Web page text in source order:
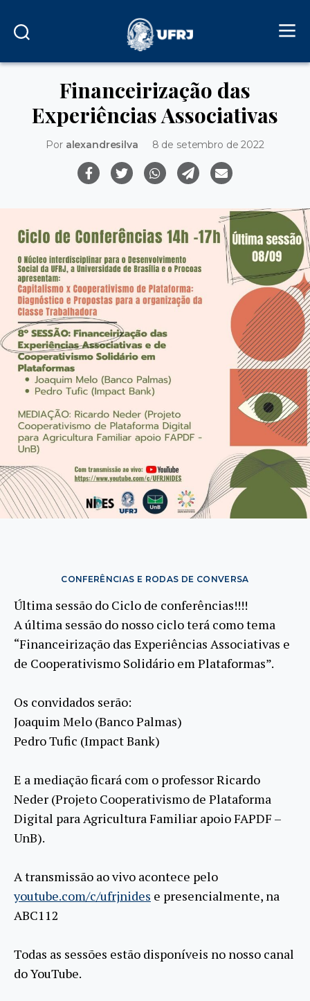
Financeirização das
Experiências Associativas
Por alexandresilva 8 de setembro de 2022
CONFERÊNCIAS E RODAS DE CONVERSA
Última sessão do Ciclo de conferências!!!!
A última sessão do nosso ciclo terá como tema
“Financeirização das Experiências Associativas e
de Cooperativismo Solidário em Plataformas”.
Os convidados serão:
Joaquim Melo (Banco Palmas)
Pedro Tufic (Impact Bank)
E a mediação ficará com o professor Ricardo
Neder (Projeto Cooperativismo de Plataforma
Digital para Agricultura Familiar apoio FAPDF –
UnB).
A transmissão ao vivo acontece pelo
youtube.com/c/ufrjnides e presencialmente, na
ABC112
Todas as sessões estão disponíveis no nosso canal
do YouTube.